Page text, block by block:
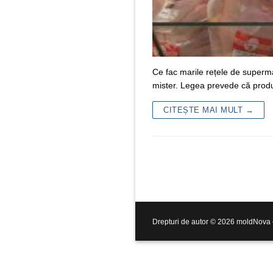
Ce fac marile rețele de
mister. Legea prevede că
CITEȘTE MAI MULT →
Drepturi de autor © 2026 moldNova